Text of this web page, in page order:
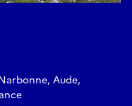
Aude,